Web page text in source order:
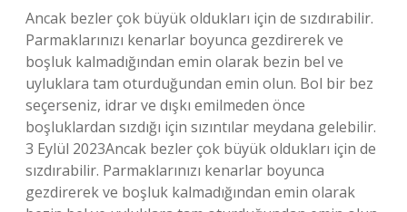
Ancak bezler çok büyük oldukları için de sızdırabilir.
Parmaklarınızı kenarlar boyunca gezdirerek ve
boşluk kalmadığından emin olarak bezin bel ve
uyluklara tam oturduğundan emin olun. Bol bir bez
seçerseniz, idrar ve dışkı emilmeden önce
boşluklardan sızdığı için sızıntılar meydana gelebilir.
3 Eylül 2023Ancak bezler çok büyük oldukları için de
sızdırabilir. Parmaklarınızı kenarlar boyunca
gezdirerek ve boşluk kalmadığından emin olarak